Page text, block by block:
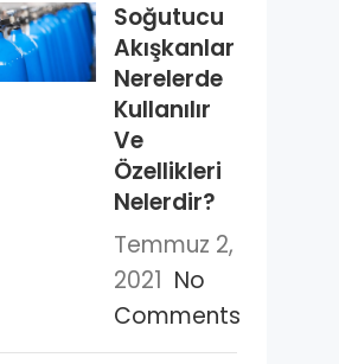
Soğutucu
Akışkanlar
Nerelerde
Kullanılır
Ve
Özellikleri
Nelerdir?
Temmuz 2,
2021 No
Comments